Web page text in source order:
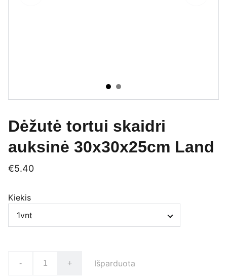
Dėžutė tortui skaidri
auksinė 30x30x25cm Land
€5.40
Kiekis
- + Išparduota